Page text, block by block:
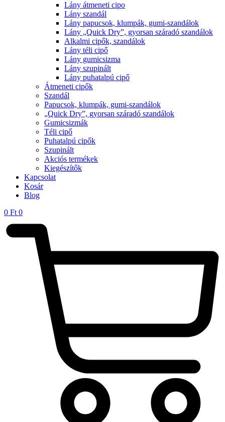
Lány átmeneti cipo
Lány szandál
Lány papucsok, klumpák, gumi-szandálok
Lány „Quick Dry”, gyorsan száradó szandálok
Alkalmi cipők, szandálok
Lány téli cipő
Lány gumicsizma
Lány szupinált
Lány puhatalpú cipő
Átmeneti cipők
Szandál
Papucsok, klumpák, gumi-szandálok
„Quick Dry”, gyorsan száradó szandálok
Gumicsizmák
Téli cipő
Puhatalpú cipők
Szupinált
Akciós termékek
Kiegészítők
Kapcsolat
Kosár
Blog
0 Ft 0